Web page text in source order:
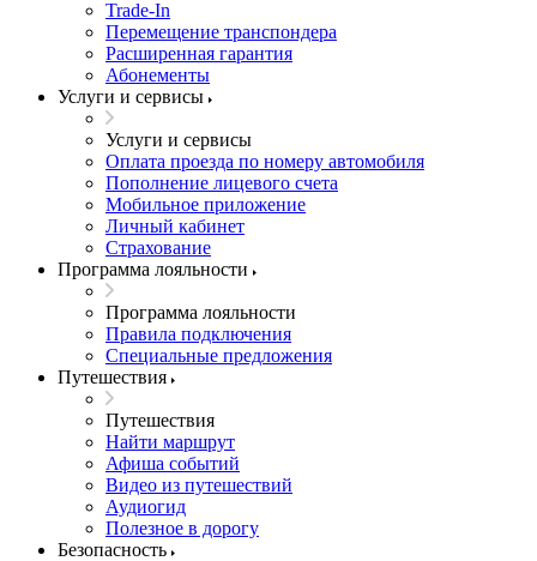
Trade-In
Перемещение транспондера
Расширенная гарантия
Абонементы
Услуги и сервисы
Услуги и сервисы
Оплата проезда по номеру автомобиля
Пополнение лицевого счета
Мобильное приложение
Личный кабинет
Страхование
Программа лояльности
Программа лояльности
Правила подключения
Специальные предложения
Путешествия
Путешествия
Найти маршрут
Афиша событий
Видео из путешествий
Аудиогид
Полезное в дорогу
Безопасность